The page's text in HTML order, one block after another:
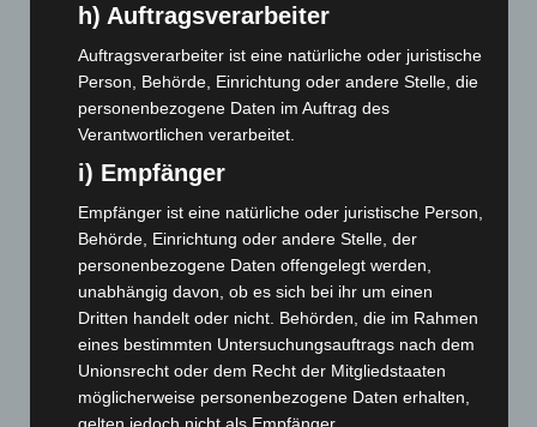
Februar 2025(96)
Januar 2025(88)
Dezember 2024(89)
November 2024(94)
Oktober 2024(93)
August 2024(107)
Juli 2024(89)
Juni 2024
(107)
Mai 2024(149)
April 2024(102)
März 2024(103)
h) Auftragsverarbeiter
Auftragsverarbeiter ist eine natürliche oder juristische
Person, Behörde, Einrichtung oder andere Stelle, die
personenbezogene Daten im Auftrag des
Verantwortlichen verarbeitet.
i) Empfänger
Empfänger ist eine natürliche oder juristische Person,
Behörde, Einrichtung oder andere Stelle, der
personenbezogene Daten offengelegt werden,
unabhängig davon, ob es sich bei ihr um einen
Dritten handelt oder nicht. Behörden, die im Rahmen
eines bestimmten Untersuchungsauftrags nach dem
Unionsrecht oder dem Recht der Mitgliedstaaten
möglicherweise personenbezogene Daten erhalten,